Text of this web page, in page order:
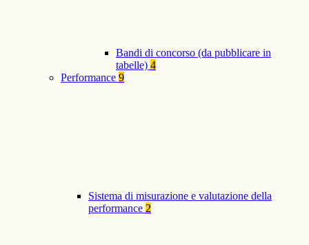
Bandi di concorso (da pubblicare in
tabelle) 4
Performance 9
Sistema di misurazione e valutazione della
performance 2